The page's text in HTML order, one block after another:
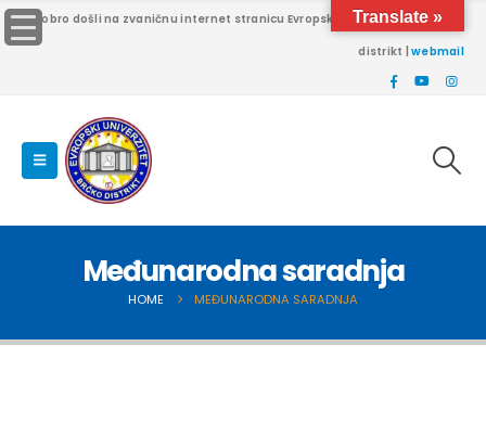
Dobro došli na zvaničnu internet stranicu Evropskog univerziteta Brčko
distrikt |webmail
Međunarodna saradnja
HOME MEĐUNARODNA SARADNJA
Translate »